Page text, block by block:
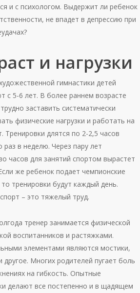
и с психологом. Выдержит ли ребенок
не впадет в депрессию при
и нагрузки
гимнастики детей
с 5-6 лет. В более раннем возрасте
заставить систематически
физические нагрузки и работать на
Тренировки длятся по 2-2,5 часов
раз в неделю. Через пару лет
часов для занятий спортом вырастет
же ребенок подает чемпионские
тренировки будут каждый день.
– это тяжелый труд.
тренер занимается физической
воспитанников и растяжками.
элементами являются мостики,
другое. Многих родителей пугает боль
на гибкость. Опытные
делают все постепенно и в щадящем